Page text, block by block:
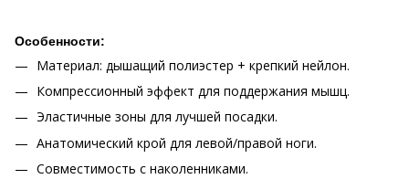
Особенности:
Материал: дышащий полиэстер + крепкий нейлон.
Компрессионный эффект для поддержания мышц.
Эластичные зоны для лучшей посадки.
Анатомический крой для левой/правой ноги.
Совместимость с наколенниками.